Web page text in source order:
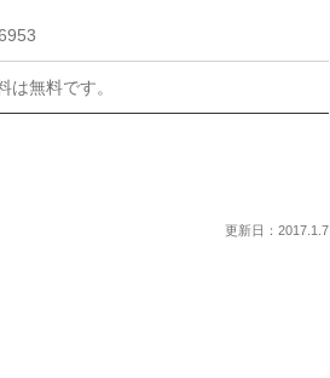
無料です。
更新日：2017.1.7